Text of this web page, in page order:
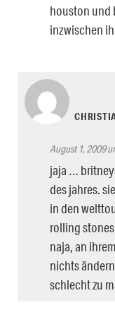
houston und
inzwischen
August 1, 2009
jaja …
des jahres.
in den
rolling
naja, an
nichts
schlecht zu